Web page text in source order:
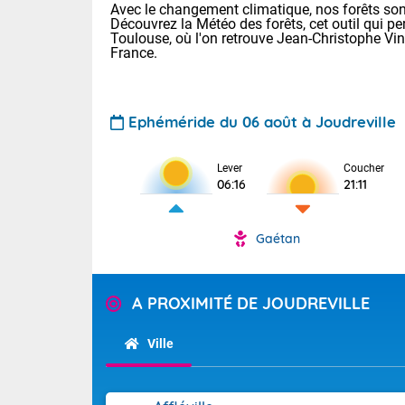
Pour la
Tendance
Avec le changement climatique, nos forêts
Découvrez la Météo des forêts, cet outil qui
Toulouse, où l'on retrouve Jean-Christophe
France.
Ephéméride du 06 août à Joudreville
Lever
06:16
Coucher
21:11
Gaétan
A PROXIMITÉ DE JOUDREVILLE
Ville
Voici les
28 Lyon :
: 27 Nancy :
31 Lille : 26
Demain :
Calme,
alors que la